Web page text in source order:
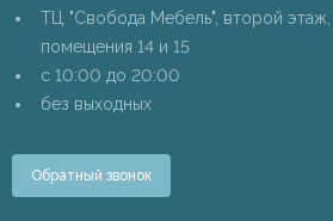
ТЦ "Свобода Мебель", второй этаж,
помещения 14 и 15
c 10:00 до 20:00
без выходных
Обратный звонок